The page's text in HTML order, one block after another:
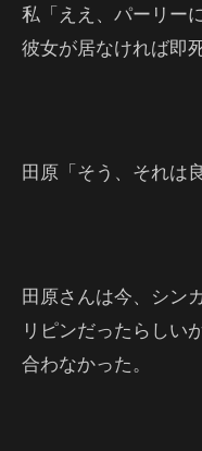
私「ええ、パーリー
彼女が居なければ即
田原「そう、それは
田原さんは今、シン
リピンだったらしい
合わなかった。